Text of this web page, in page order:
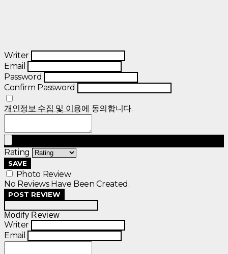
Writer
Email
Password
Confirm Password
개인정보 수집 및 이용에 동의합니다.
Rating
SAVE
Photo Review
No Reviews Have Been Created.
POST REVIEW
Modify Review
Writer
Email